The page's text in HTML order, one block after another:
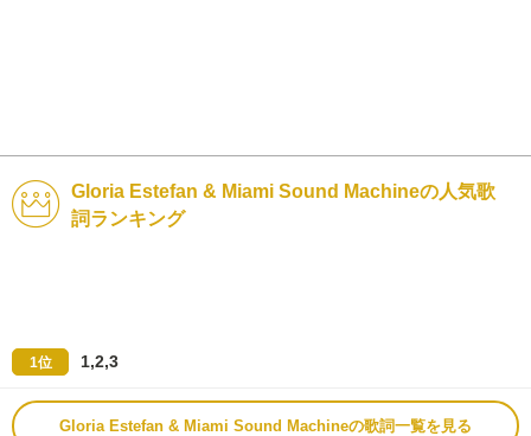
Gloria Estefan & Miami Sound Machineの人気歌
詞ランキング
1位 1,2,3
Gloria Estefan & Miami Sound Machineの歌詞一覧を見る